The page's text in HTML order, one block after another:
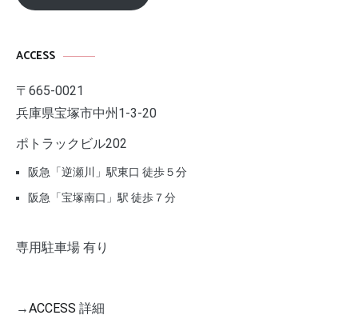
ACCESS
〒665-0021
兵庫県宝塚市中州1-3-20
ポトラックビル202
阪急「逆瀬川」駅東口 徒歩５分
阪急「宝塚南口」駅 徒歩７分
専用駐車場 有り
→ACCESS 詳細